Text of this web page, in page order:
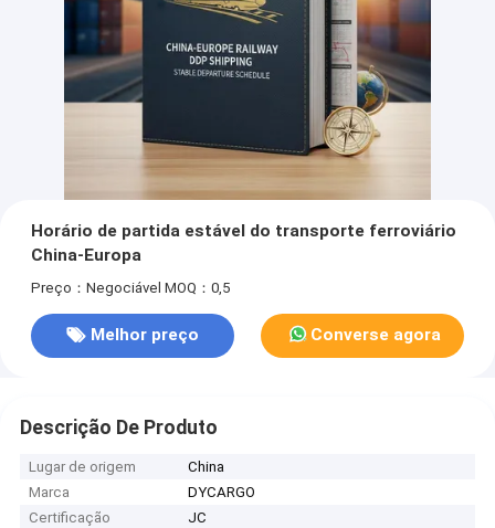
Horário de partida estável do transporte ferroviário
China-Europa
Preço：Negociável MOQ：0,5
Melhor preço Converse agora
Descrição De Produto
Lugar de origem
China
Marca
DYCARGO
Certificação
JC